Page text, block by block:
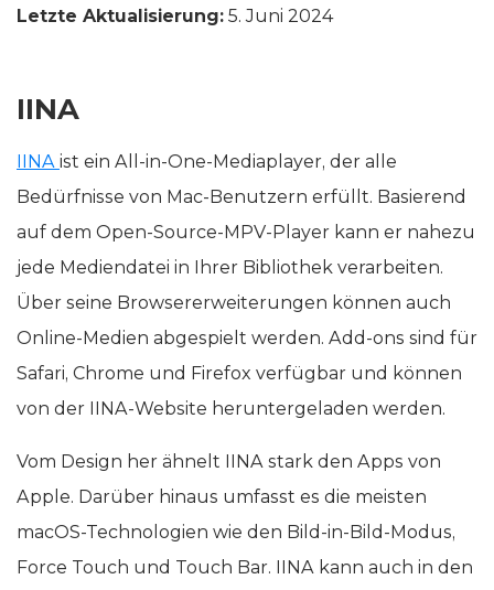
Letzte Aktualisierung: 5. Juni 2024
IINA
IINA ist ein All-in-One-Mediaplayer, der alle
Bedürfnisse von Mac-Benutzern erfüllt. Basierend
auf dem Open-Source-MPV-Player kann er nahezu
jede Mediendatei in Ihrer Bibliothek verarbeiten.
Über seine Browsererweiterungen können auch
Online-Medien abgespielt werden. Add-ons sind für
Safari, Chrome und Firefox verfügbar und können
von der IINA-Website heruntergeladen werden.
Vom Design her ähnelt IINA stark den Apps von
Apple. Darüber hinaus umfasst es die meisten
macOS-Technologien wie den Bild-in-Bild-Modus,
Force Touch und Touch Bar. IINA kann auch in den